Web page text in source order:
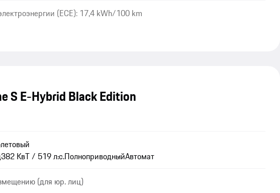
(ECE): 17,4 kWh/100 km
S E-Hybrid Black Edition
382 КвТ / 519 л.с.ПолноприводныйАвтомат
(для юр. лиц)